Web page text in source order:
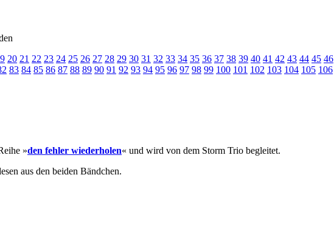
20 21 22 23 24 25 26 27 28 29 30 31 32 33 34 35 36 37 38 39 40 41 42 43 44 45 46
83 84 85 86 87 88 89 90 91 92 93 94 95 96 97 98 99 100 101 102 103 104 105 106
»den fehler wiederholen« und wird von dem Storm Trio begleitet.
aus den beiden Bändchen.